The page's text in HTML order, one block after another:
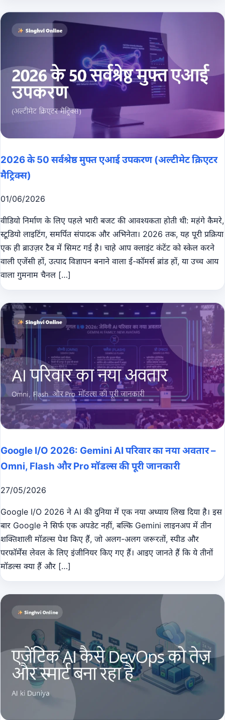
2026 के 50 सर्वश्रेष्ठ मुफ्त एआई उपकरण (अल्टीमेट क्रिएटर
मैट्रिक्स)
01/06/2026
वीडियो निर्माण के लिए पहले भारी बजट की आवश्यकता होती थी: महंगे कैमरे,
स्टूडियो लाइटिंग, समर्पित संपादक और अभिनेता। 2026 तक, यह पूरी प्रक्रिया
एक ही ब्राउज़र टैब में सिमट गई है। चाहे आप क्लाइंट कंटेंट को स्केल करने
वाली एजेंसी हों, उत्पाद विज्ञापन बनाने वाला ई-कॉमर्स ब्रांड हों, या उच्च आय
वाला गुमनाम चैनल […]
Google I/O 2026: Gemini AI परिवार का नया अवतार –
Omni, Flash और Pro मॉडल्स की पूरी जानकारी
27/05/2026
Google I/O 2026 ने AI की दुनिया में एक नया अध्याय लिख दिया है। इस
बार Google ने सिर्फ एक अपडेट नहीं, बल्कि Gemini लाइनअप में तीन
शक्तिशाली मॉडल्स पेश किए हैं, जो अलग-अलग जरूरतों, स्पीड और
परफॉर्मेंस लेवल के लिए इंजीनियर किए गए हैं। आइए जानते हैं कि ये तीनों
मॉडल्स क्या हैं और […]